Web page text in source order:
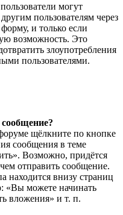
могут
пользователям через
и только если
возможность. Это
злоупотребления
пользователями.
щёлкните по кнопке
сообщения в теме
Возможно, придётся
отправить сообщение.
находится внизу страниц
«Вы можете начинать
вложения» и т. п.